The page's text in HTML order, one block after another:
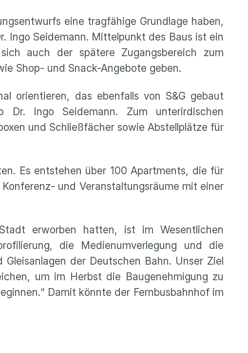
eine tragfähige Grundlage haben,
Ingo Seidemann. Mittelpunkt des Baus ist ein
auch der spätere Zugangsbereich zum
Shop- und Snack-Angebote geben.
orientieren, das ebenfalls von S&G gebaut
Ingo Seidemann. Zum unterirdischen
und Schließfächer sowie Abstellplätze für
Es entstehen über 100 Apartments, die für
und Veranstaltungsräume mit einer
erworben hatten, ist im Wesentlichen
die Medienumverlegung und die
der Deutschen Bahn. Unser Ziel
um im Herbst die Baugenehmigung zu
Damit könnte der Fernbusbahnhof im